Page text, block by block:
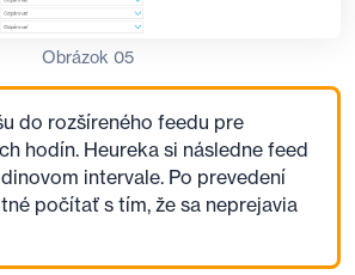
Obrázok 05
do rozšíreného feedu pre
hodín. Heureka si následne feed
intervale. Po prevedení
počítať s tím, že sa neprejavia